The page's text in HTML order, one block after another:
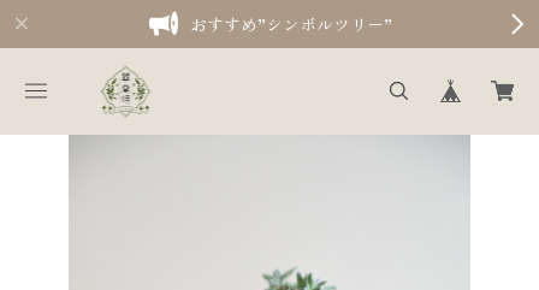
おすすめ”シンボルツリー”